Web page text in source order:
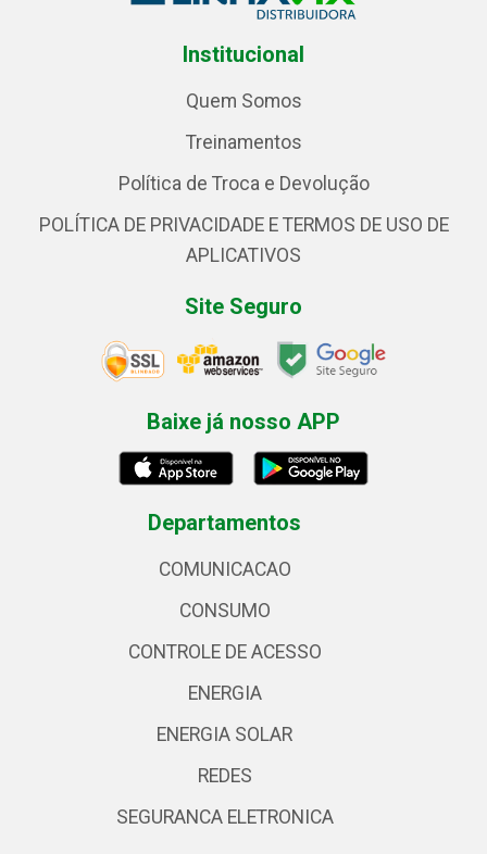
Institucional
Quem Somos
Treinamentos
Política de Troca e Devolução
POLÍTICA DE PRIVACIDADE E TERMOS DE USO DE
APLICATIVOS
Site Seguro
Baixe já nosso APP
Departamentos
COMUNICACAO
CONSUMO
CONTROLE DE ACESSO
ENERGIA
ENERGIA SOLAR
REDES
SEGURANCA ELETRONICA